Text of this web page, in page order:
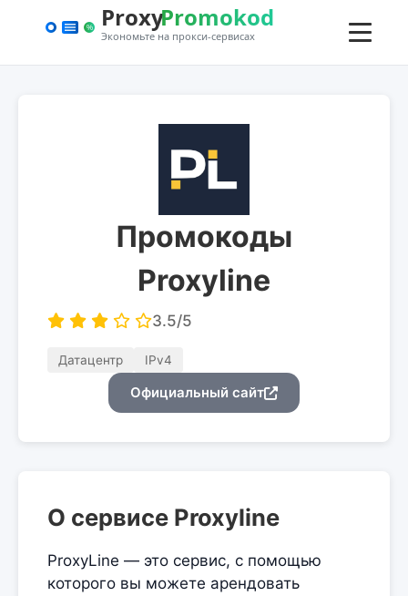
Промокоды
Proxyline
3.5/5
Датацентр IPv4
Официальный сайт
О сервисе Proxyline
ProxyLine — это сервис, с помощью
которого вы можете арендовать